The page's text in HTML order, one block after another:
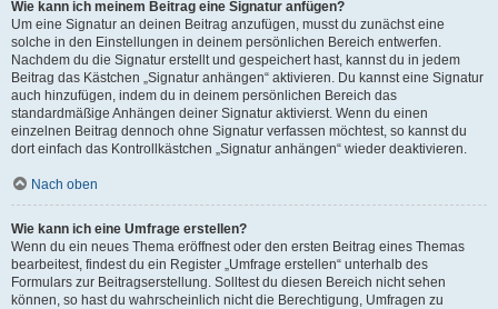
Wie kann ich meinem Beitrag eine Signatur anfügen?
Um eine Signatur an deinen Beitrag anzufügen, musst du zunächst eine
solche in den Einstellungen in deinem persönlichen Bereich entwerfen.
Nachdem du die Signatur erstellt und gespeichert hast, kannst du in jedem
Beitrag das Kästchen „Signatur anhängen“ aktivieren. Du kannst eine Signatur
auch hinzufügen, indem du in deinem persönlichen Bereich das
standardmäßige Anhängen deiner Signatur aktivierst. Wenn du einen
einzelnen Beitrag dennoch ohne Signatur verfassen möchtest, so kannst du
dort einfach das Kontrollkästchen „Signatur anhängen“ wieder deaktivieren.
Nach oben
Wie kann ich eine Umfrage erstellen?
Wenn du ein neues Thema eröffnest oder den ersten Beitrag eines Themas
bearbeitest, findest du ein Register „Umfrage erstellen“ unterhalb des
Formulars zur Beitragserstellung. Solltest du diesen Bereich nicht sehen
können, so hast du wahrscheinlich nicht die Berechtigung, Umfragen zu